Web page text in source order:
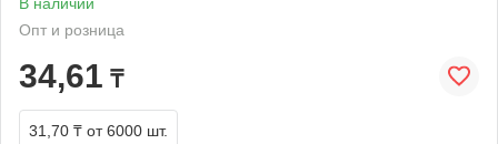
Опт и розница
34,61 ₸
31,70 ₸ от 6000 шт.